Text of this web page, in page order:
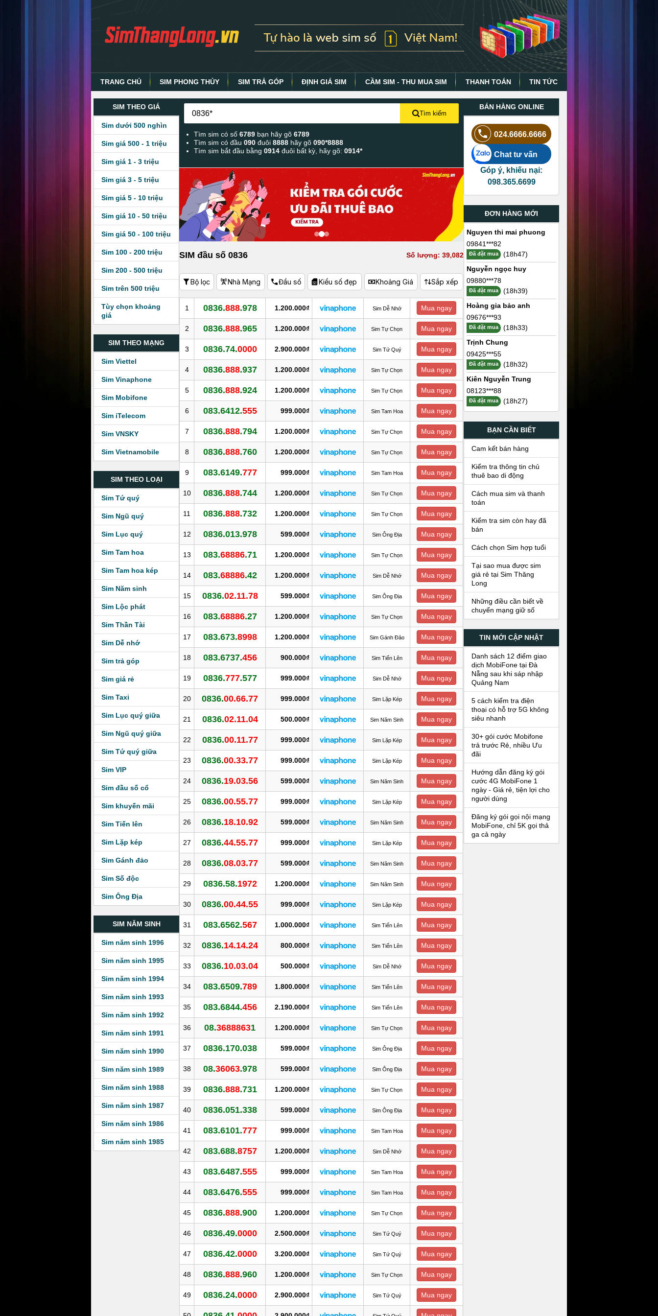
TRANG CHỦ SIM PHONG THỦY SIM TRẢ GÓP ĐỊNH GIÁ SIM CẦM SIM - THU MUA SIM THANH TOÁN TIN TỨC
SIM THEO GIÁ
Sim dưới 500 nghìn
Sim giá 500 - 1 triệu
Sim giá 1 - 3 triệu
Sim giá 3 - 5 triệu
Sim giá 5 - 10 triệu
Sim giá 10 - 50 triệu
Sim giá 50 - 100 triệu
Sim 100 - 200 triệu
Sim 200 - 500 triệu
Sim trên 500 triệu
Tùy chọn khoảng
giá
SIM THEO MẠNG
Sim Viettel
Sim Vinaphone
Sim Mobifone
Sim iTelecom
Sim VNSKY
Sim Vietnamobile
SIM THEO LOẠI
Sim Tứ quý
Sim Ngũ quý
Sim Lục quý
Sim Tam hoa
Sim Tam hoa kép
Sim Năm sinh
Sim Lộc phát
Sim Thần Tài
Sim Dễ nhớ
Sim trả góp
Sim giá rẻ
Sim Taxi
Sim Lục quý giữa
Sim Ngũ quý giữa
Sim Tứ quý giữa
Sim VIP
Sim đầu số cổ
Sim khuyến mãi
Sim Tiến lên
Sim Lặp kép
Sim Gánh đảo
Sim Số độc
Sim Ông Địa
SIM NĂM SINH
Sim năm sinh 1996
Sim năm sinh 1995
Sim năm sinh 1994
Sim năm sinh 1993
Sim năm sinh 1992
Sim năm sinh 1991
Sim năm sinh 1990
Sim năm sinh 1989
Sim năm sinh 1988
Sim năm sinh 1987
Sim năm sinh 1986
Sim năm sinh 1985
Tìm kiếm
Tìm sim có số6789 bạn hãy gõ6789
Tìm sim có đầu090đuôi8888 hãy gõ090*8888
Tìm sim bắt đầu bằng0914 đuôi bất kỳ, hãy gõ:0914*
SIM đầu số 0836 Số lượng: 39,082
Bộ lọc Nhà Mạng Đầu số Kiểu số đẹp Khoảng Giá Sắp xếp
1 0836.888.978 1.200.000₫ Sim Dễ Nhớ Mua ngay
2 0836.888.965 1.200.000₫ Sim Tự Chọn Mua ngay
3 0836.74.0000 2.900.000₫ Sim Tứ Quý Mua ngay
4 0836.888.937 1.200.000₫ Sim Tự Chọn Mua ngay
5 0836.888.924 1.200.000₫ Sim Tự Chọn Mua ngay
6 083.6412.555 999.000₫ Sim Tam Hoa Mua ngay
7 0836.888.794 1.200.000₫ Sim Tự Chọn Mua ngay
8 0836.888.760 1.200.000₫ Sim Tự Chọn Mua ngay
9 083.6149.777 999.000₫ Sim Tam Hoa Mua ngay
10 0836.888.744 1.200.000₫ Sim Tự Chọn Mua ngay
11 0836.888.732 1.200.000₫ Sim Tự Chọn Mua ngay
12 0836.013.978 599.000₫ Sim Ông Địa Mua ngay
13 083.68886.71 1.200.000₫ Sim Tự Chọn Mua ngay
14 083.68886.42 1.200.000₫ Sim Dễ Nhớ Mua ngay
15 0836.02.11.78 599.000₫ Sim Ông Địa Mua ngay
16 083.68886.27 1.200.000₫ Sim Tự Chọn Mua ngay
17 083.673.8998 1.200.000₫ Sim Gánh Đảo Mua ngay
18 083.6737.456 900.000₫ Sim Tiến Lên Mua ngay
19 0836.777.577 999.000₫ Sim Dễ Nhớ Mua ngay
20 0836.00.66.77 999.000₫ Sim Lặp Kép Mua ngay
21 0836.02.11.04 500.000₫ Sim Năm Sinh Mua ngay
22 0836.00.11.77 999.000₫ Sim Lặp Kép Mua ngay
23 0836.00.33.77 999.000₫ Sim Lặp Kép Mua ngay
24 0836.19.03.56 599.000₫ Sim Năm Sinh Mua ngay
25 0836.00.55.77 999.000₫ Sim Lặp Kép Mua ngay
26 0836.18.10.92 599.000₫ Sim Năm Sinh Mua ngay
27 0836.44.55.77 999.000₫ Sim Lặp Kép Mua ngay
28 0836.08.03.77 599.000₫ Sim Năm Sinh Mua ngay
29 0836.58.1972 1.200.000₫ Sim Năm Sinh Mua ngay
30 0836.00.44.55 999.000₫ Sim Lặp Kép Mua ngay
31 083.6562.567 1.000.000₫ Sim Tiến Lên Mua ngay
32 0836.14.14.24 800.000₫ Sim Tiến Lên Mua ngay
33 0836.10.03.04 500.000₫ Sim Dễ Nhớ Mua ngay
34 083.6509.789 1.800.000₫ Sim Tiến Lên Mua ngay
35 083.6844.456 2.190.000₫ Sim Tiến Lên Mua ngay
36 08.36888631 1.200.000₫ Sim Tự Chọn Mua ngay
37 0836.170.038 599.000₫ Sim Ông Địa Mua ngay
38 08.36063.978 599.000₫ Sim Ông Địa Mua ngay
39 0836.888.731 1.200.000₫ Sim Tự Chọn Mua ngay
40 0836.051.338 599.000₫ Sim Ông Địa Mua ngay
41 083.6101.777 999.000₫ Sim Tam Hoa Mua ngay
42 083.688.8757 1.200.000₫ Sim Dễ Nhớ Mua ngay
43 083.6487.555 999.000₫ Sim Tam Hoa Mua ngay
44 083.6476.555 999.000₫ Sim Tam Hoa Mua ngay
45 0836.888.900 1.200.000₫ Sim Tự Chọn Mua ngay
46 0836.49.0000 2.500.000₫ Sim Tứ Quý Mua ngay
47 0836.42.0000 3.200.000₫ Sim Tứ Quý Mua ngay
48 0836.888.960 1.200.000₫ Sim Tự Chọn Mua ngay
49 0836.24.0000 2.900.000₫ Sim Tứ Quý Mua ngay
BÁN HÀNG ONLINE
024.6666.6666
Chat tư vấn
Góp ý, khiếu nại:
098.365.6699
ĐƠN HÀNG MỚI
Nguyen thi mai phuong
09841***82
Đã đặt mua
(18h47)
Nguyễn ngọc huy
09880***78
Đã đặt mua
(18h39)
Hoàng gia bảo anh
09676***93
Đã đặt mua
(18h33)
Trịnh Chung
09425***55
Đã đặt mua
(18h32)
Kiên Nguyễn Trung
08123***88
Đã đặt mua (18h27)
BẠN CẦN BIẾT
Cam kết bán hàng
Kiểm tra thông tin chủ
thuê bao di động
Cách mua sim và thanh
toán
Kiểm tra sim còn hay đã
bán
Cách chọn Sim hợp tuổi
Tại sao mua được sim
giá rẻ tại Sim Thăng
Long
Những điều cần biết về
chuyển mạng giữ số
TIN MỚI CẬP NHẬT
Danh sách 12 điểm giao
dịch MobiFone tại Đà
Nẵng sau khi sáp nhập
Quảng Nam
5 cách kiểm tra điện
thoại có hỗ trợ 5G không
siêu nhanh
30+ gói cước Mobifone
trả trước Rẻ, nhiều Ưu
đãi
Hướng dẫn đăng ký gói
cước 4G MobiFone 1
ngày - Giá rẻ, tiện lợi cho
người dùng
Đăng ký gói gọi nội mạng
MobiFone, chỉ 5K gọi thả
ga cả ngày